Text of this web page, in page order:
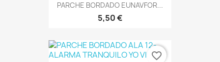
PARCHE BORDADO EUNAVFOR...
5,50 €
favorite_border